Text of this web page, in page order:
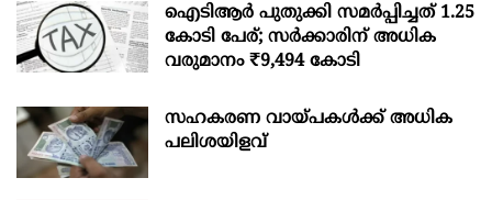
ഐടിആര്‍ പുതുക്കി സമർപ്പിച്ചത് 1.25
കോടി പേര്; സർക്കാരിന് അധിക
വരുമാനം ₹9,494 കോടി
സഹകരണ വായ്പകള്‍ക്ക് അധിക
പലിശയിളവ്